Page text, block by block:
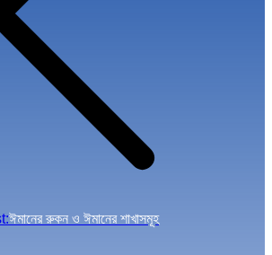
ঈমানের রুকন ও ঈমানের শাখাসমূহ